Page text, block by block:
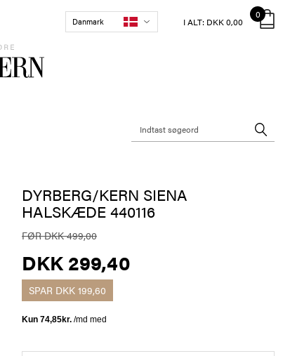
Danmark
0
I ALT: DKK 0,00
DYRBERG/KERN SIENA
HALSKÆDE 440116
FØR DKK 499,00
DKK 299,40
SPAR DKK 199,60